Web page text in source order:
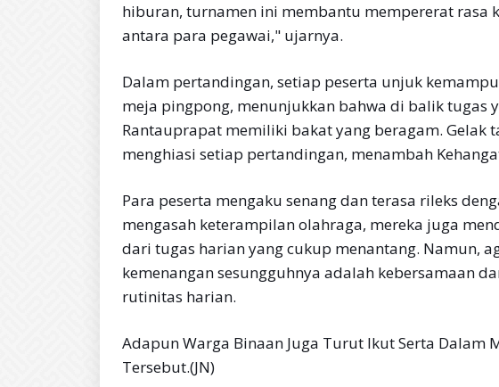
hiburan, turnamen ini membantu mempererat rasa
antara para pegawai," ujarnya.
Dalam pertandingan, setiap peserta unjuk
meja pingpong, menunjukkan bahwa di balik tugas
Rantauprapat memiliki bakat yang beragam. Gelak
menghiasi setiap pertandingan, menambah
Para peserta mengaku senang dan terasa rileks
mengasah keterampilan olahraga, mereka juga
dari tugas harian yang cukup menantang. Namun,
kemenangan sesungguhnya adalah kebersamaan
rutinitas harian.
Adapun Warga Binaan Juga Turut Ikut Serta Dalam
Tersebut.(JN)